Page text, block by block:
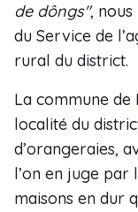
de dôngs",
du Service de
rural du district.
La commune
localité du
d’orangeraies,
l’on en juge par
maisons en dur